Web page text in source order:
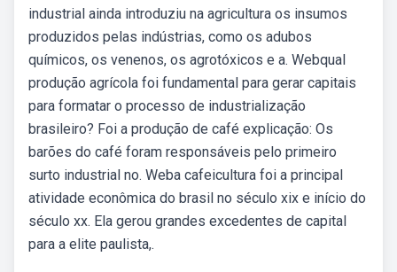
industrial ainda introduziu na agricultura os insumos
produzidos pelas indústrias, como os adubos
químicos, os venenos, os agrotóxicos e a. Webqual
produção agrícola foi fundamental para gerar capitais
para formatar o processo de industrialização
brasileiro? Foi a produção de café explicação: Os
barões do café foram responsáveis pelo primeiro
surto industrial no. Weba cafeicultura foi a principal
atividade econômica do brasil no século xix e início do
século xx. Ela gerou grandes excedentes de capital
para a elite paulista,.